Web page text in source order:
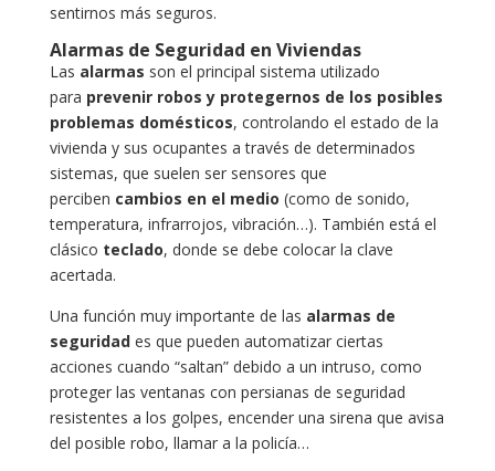
sentirnos más seguros.
Alarmas de Seguridad en Viviendas
Las alarmas son el principal sistema utilizado
para prevenir robos y protegernos de los posibles
problemas domésticos, controlando el estado de la
vivienda y sus ocupantes a través de determinados
sistemas, que suelen ser sensores que
perciben cambios en el medio (como de sonido,
temperatura, infrarrojos, vibración…). También está el
clásico teclado, donde se debe colocar la clave
acertada.
Una función muy importante de las alarmas de
seguridades que pueden automatizar ciertas
acciones cuando “saltan” debido a un intruso, como
proteger las ventanas con persianas de seguridad
resistentes a los golpes, encender una sirena que avisa
del posible robo, llamar a la policía…